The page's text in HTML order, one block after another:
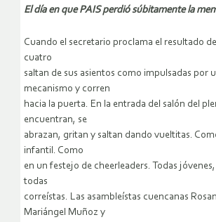
El día en que PAIS perdió súbitamente la
Cuando el secretario proclama el resultado
cuatro
saltan de sus asientos como impulsadas por
mecanismo y corren
hacia la puerta. En la entrada del salón del
encuentran, se
abrazan, gritan y saltan dando vueltitas.
infantil. Como
en un festejo de cheerleaders. Todas
todas
correístas. Las asambleístas cuencanas
Mariángel Muñoz y